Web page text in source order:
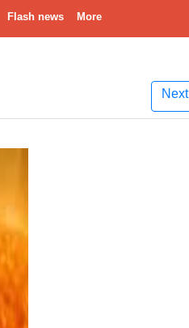
Flash news More
Next